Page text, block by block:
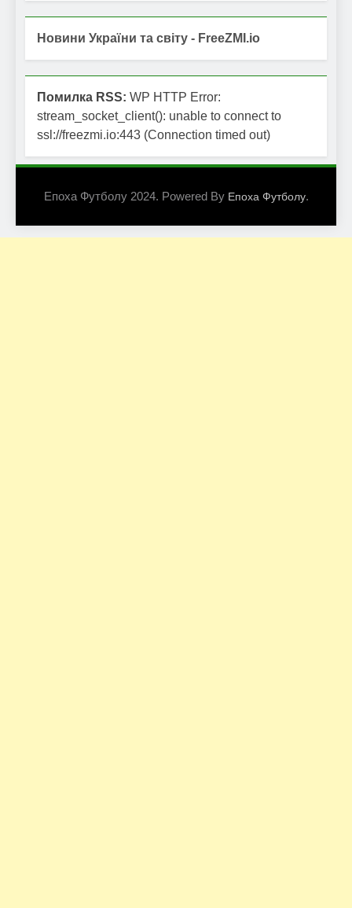
Новини України та світу - FreeZMI.io
Помилка RSS: WP HTTP Error:
stream_socket_client(): unable to connect to
ssl://freezmi.io:443 (Connection timed out)
Епоха Футболу 2024. Powered By Епоха Футболу.